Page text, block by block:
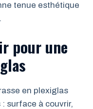
tenue esthétique
pour une
en plexiglas
surface à couvrir,